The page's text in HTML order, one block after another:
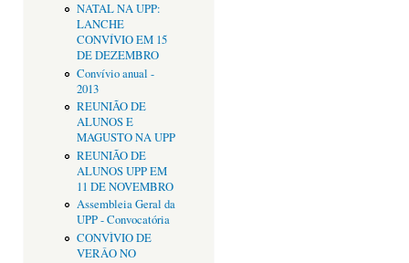
NATAL NA UPP:
LANCHE
CONVÍVIO EM 15
DE DEZEMBRO
Convívio anual -
2013
REUNIÃO DE
ALUNOS E
MAGUSTO NA UPP
REUNIÃO DE
ALUNOS UPP EM
11 DE NOVEMBRO
Assembleia Geral da
UPP - Convocatória
CONVÌVIO DE
VERÂO NO